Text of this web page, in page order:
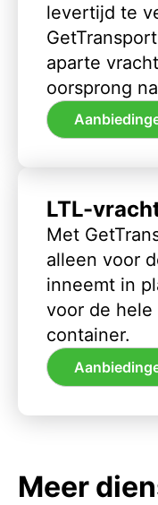
levertijd te
aparte
oorsprong
LTL-
Met
alleen voor
inneemt in
voor de
container.
Meer